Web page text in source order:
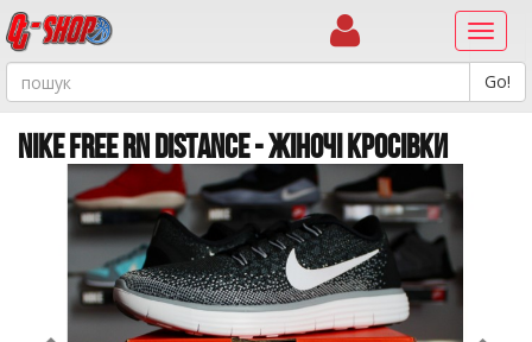
NIKE FREE RN DISTANCE - ЖІНОЧІ КРОСІВКИ
Previous